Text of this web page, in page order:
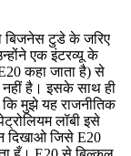
बिजनेस टुडे के जरिए
एक इंटरव्यू के
कहा जाता है) से
नहीं है। इसके साथ ही
कि मुझे यह राजनीतिक
लॉबी इसे
दिखाओ जिसे E20